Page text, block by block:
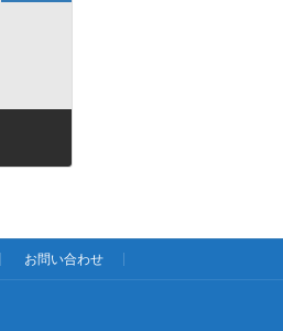
お問い合わせ